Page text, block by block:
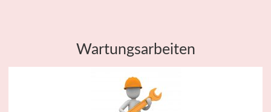
Wartungsarbeiten